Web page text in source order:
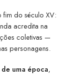
fim do século XV:
acredita na
coletivas —
personagens.
uma época,